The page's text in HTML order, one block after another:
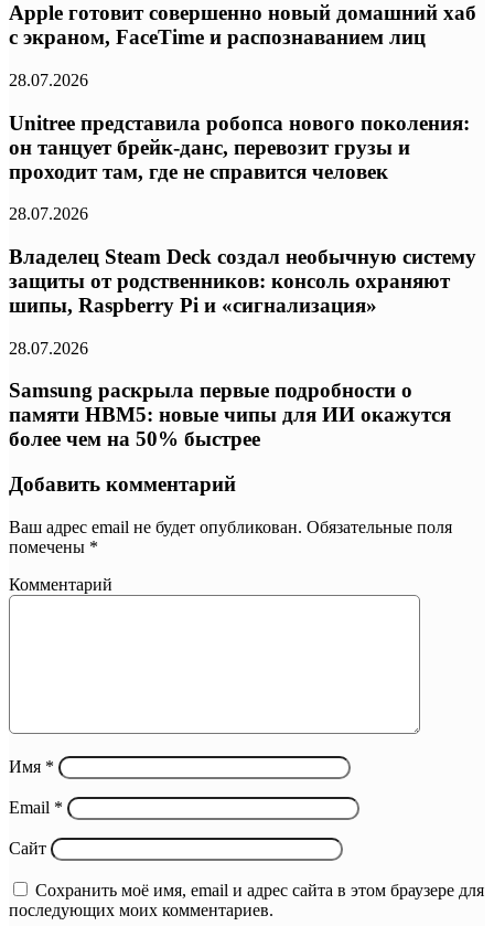
Apple готовит совершенно новый домашний хаб
с экраном, FaceTime и распознаванием лиц
28.07.2026
Unitree представила робопса нового поколения:
он танцует брейк-данс, перевозит грузы и
проходит там, где не справится человек
28.07.2026
Владелец Steam Deck создал необычную систему
защиты от родственников: консоль охраняют
шипы, Raspberry Pi и «сигнализация»
28.07.2026
Samsung раскрыла первые подробности о
памяти HBM5: новые чипы для ИИ окажутся
более чем на 50% быстрее
Добавить комментарий
Ваш адрес email не будет опубликован. Обязательные поля
помечены *
Комментарий
Имя *
Email *
Сайт
Сохранить моё имя, email и адрес сайта в этом браузере для
последующих моих комментариев.